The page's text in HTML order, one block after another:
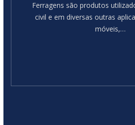
Ferragens são produtos
civil e em diversas outras
móveis,…